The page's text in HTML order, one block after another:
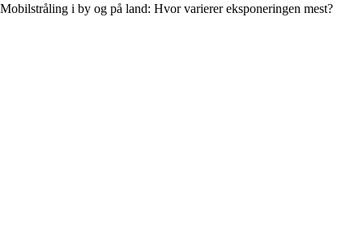
Mobilstråling i by og på land: Hvor varierer eksponeringen mest?